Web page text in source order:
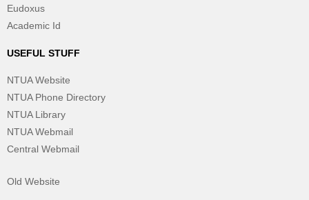
Eudoxus
Academic Id
USEFUL STUFF
NTUA Website
NTUA Phone Directory
NTUA Library
NTUA Webmail
Central Webmail
Old Website